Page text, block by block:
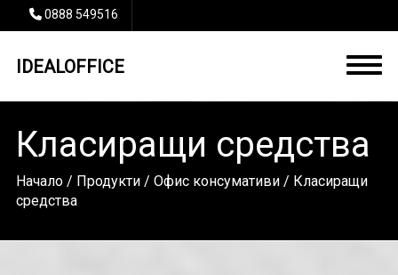
0888 549516
IDEALOFFICE
Класиращи средства
Начало/ Продукти/ Офис консумативи/ Класиращи
средства